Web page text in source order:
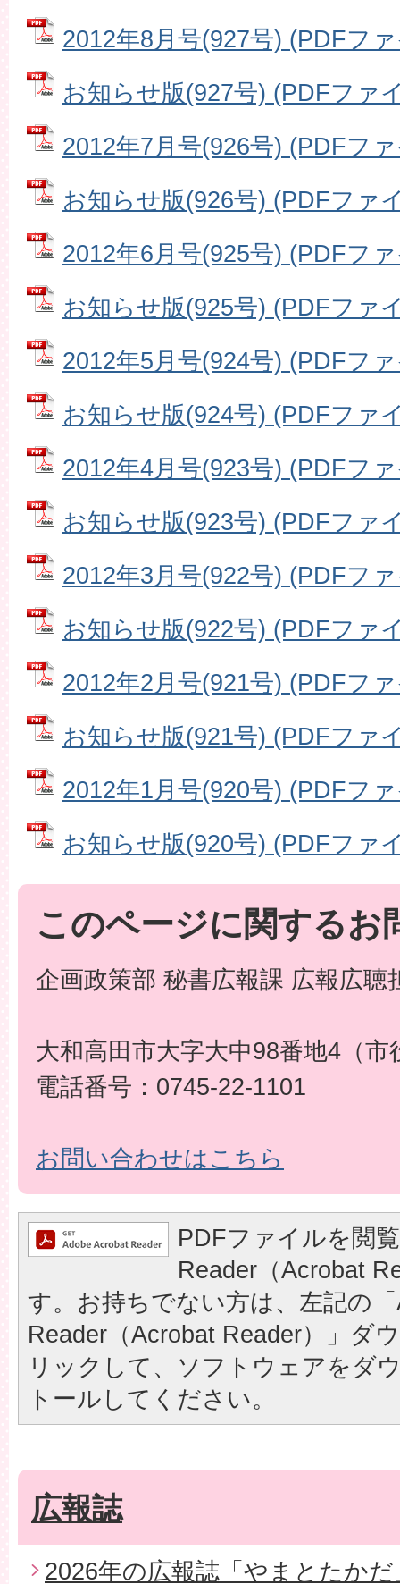
2012年8月号(927号) (PDFフ
お知らせ版(927号) (PDFファ
2012年7月号(926号) (PDFフ
お知らせ版(926号) (PDFファ
2012年6月号(925号) (PDFフ
お知らせ版(925号) (PDFファ
2012年5月号(924号) (PDFフ
お知らせ版(924号) (PDFファ
2012年4月号(923号) (PDFフ
お知らせ版(923号) (PDFファ
2012年3月号(922号) (PDFフ
お知らせ版(922号) (PDFファ
2012年2月号(921号) (PDFフ
お知らせ版(921号) (PDFファ
2012年1月号(920号) (PDFフ
お知らせ版(920号) (PDFファ
このページに関するお
企画政策部 秘書広報課 広報広聴
大和高田市大字大中98番地4（市
電話番号：0745-22-1101
お問い合わせはこちら
PDFファイルを閲
Reader（Acrobat
す。お持ちでない方は、左記の
Reader（Acrobat Reader）」ダ
リックして、ソフトウェアをダ
トールしてください。
広報誌
2026年の広報誌「やまとたかだ